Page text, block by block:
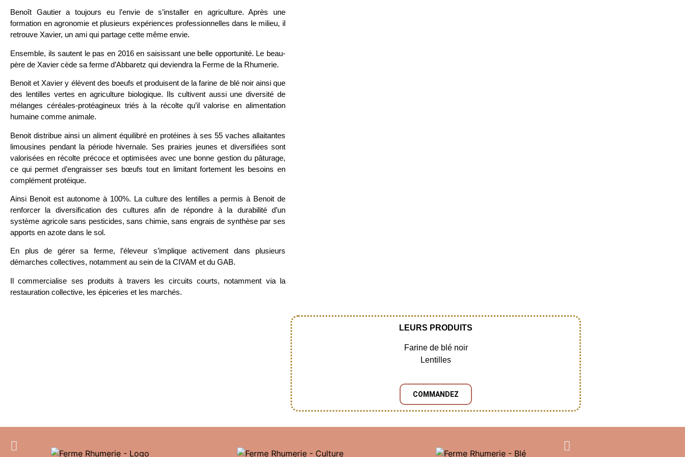
Benoît Gautier a toujours eu l’envie de s’installer en agriculture. Après une
formation en agronomie et plusieurs expériences professionnelles dans le milieu, il
retrouve Xavier, un ami qui partage cette même envie.
Ensemble, ils sautent le pas en 2016 en saisissant une belle opportunité. Le beau-
père de Xavier cède sa ferme d’Abbaretz qui deviendra la Ferme de la Rhumerie.
Benoit et Xavier y élèvent des boeufs et produisent de la farine de blé noir ainsi que
des lentilles vertes en agriculture biologique. Ils cultivent aussi une diversité de
mélanges céréales-protéagineux triés à la récolte qu’il valorise en alimentation
humaine comme animale.
Benoit distribue ainsi un aliment équilibré en protéines à ses 55 vaches allaitantes
limousines pendant la période hivernale. Ses prairies jeunes et diversifiées sont
valorisées en récolte précoce et optimisées avec une bonne gestion du pâturage,
ce qui permet d’engraisser ses bœufs tout en limitant fortement les besoins en
complément protéique.
Ainsi Benoit est autonome à 100%. La culture des lentilles a permis à Benoit de
renforcer la diversification des cultures afin de répondre à la durabilité d’un
système agricole sans pesticides, sans chimie, sans engrais de synthèse par ses
apports en azote dans le sol.
En plus de gérer sa ferme, l’éleveur s’implique activement dans plusieurs
démarches collectives, notamment au sein de la CIVAM et du GAB.
Il commercialise ses produits à travers les circuits courts, notamment via la
restauration collective, les épiceries et les marchés.
LEURS PRODUITS
Farine de blé noir
Lentilles
COMMANDEZ